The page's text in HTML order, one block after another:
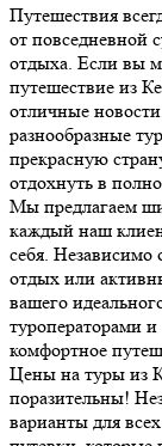
Путешествия
от повседневной
отдыха. Если вы
путешествие из
отличные
разнообразные
прекрасную
отдохнуть в
Мы предлагаем
каждый наш
себя.
отдых или
вашего
туроператорами
комфортное
Цены на туры из
поразительны!
варианты для